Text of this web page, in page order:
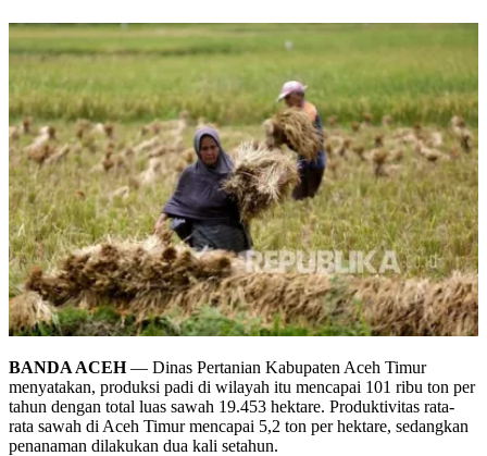
BANDA ACEH— Dinas Pertanian Kabupaten Aceh Timur
menyatakan, produksi padi di wilayah itu mencapai 101 ribu ton per
tahun dengan total luas sawah 19.453 hektare. Produktivitas rata-
rata sawah di Aceh Timur mencapai 5,2 ton per hektare, sedangkan
penanaman dilakukan dua kali setahun.